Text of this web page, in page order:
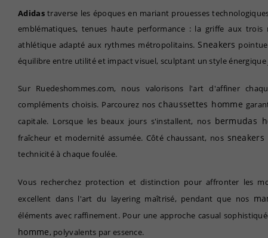
Adidastraverse les époques en mariant prouesses
emblématiques, tenues haute performance : la griffe aux trois
athlétique adapté aux rythmes métropolitains. Sneakers
équilibre entre utilité et impact visuel, sculptant un style
Sur Ruedeshommes.com, nous valorisons l'art d'affiner
compléments choisis. Parcourez nos chaussettes homme
capitale. Lorsque les beaux jours s'installent, nos bermudas
fraîcheur et modernité assumée. Côté chaussant, nos
technicité à chaque foulée.
Vous recherchez protection et distinction pour affronter les
excellent dans l'art du layering maîtrisé, pendant que nos
éléments avec raffinement. Pour une approche casual
homme, polyvalents par essence.